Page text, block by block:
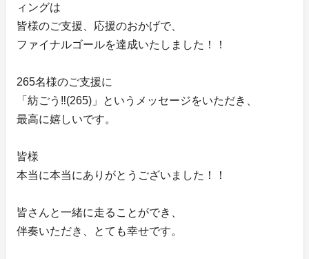
ィングは
皆様のご支援、応援のおかげで、
ファイナルゴールを達成いたしました！！
265名様のご支援に
「紡ごう‼️(265)」というメッセージをいただき、
最高に嬉しいです。
皆様
本当に本当にありがとうございました！！
皆さんと一緒に走ることができ、
伴奏いただき、とても幸せです。